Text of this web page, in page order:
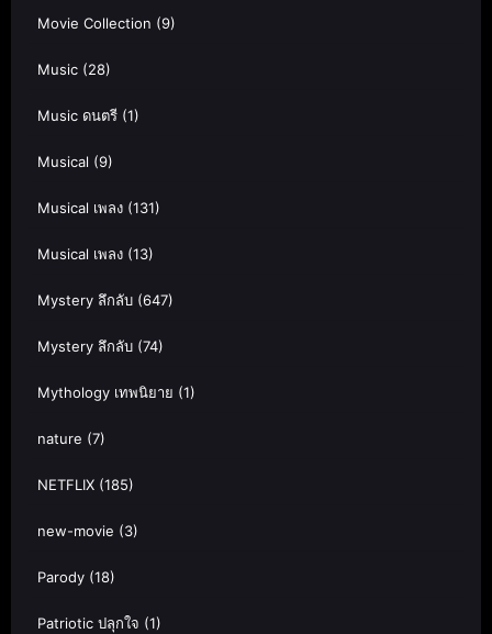
Movie Collection (9)
Music (28)
Music ดนตรี (1)
Musical (9)
Musical เพลง (131)
Musical เพลง (13)
Mystery ลึกลับ (647)
Mystery ลึกลับ (74)
Mythology เทพนิยาย (1)
nature (7)
NETFLIX (185)
new-movie (3)
Parody (18)
Patriotic ปลุกใจ (1)